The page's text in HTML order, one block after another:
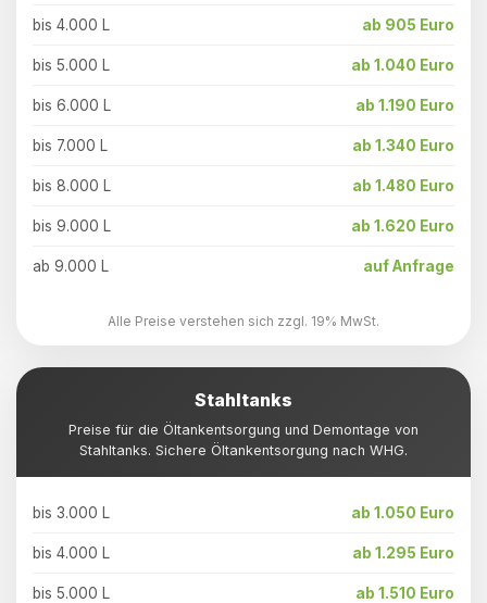
bis 4.000 L ab 905 Euro
bis 5.000 L ab 1.040 Euro
bis 6.000 L ab 1.190 Euro
bis 7.000 L ab 1.340 Euro
bis 8.000 L ab 1.480 Euro
bis 9.000 L ab 1.620 Euro
ab 9.000 L auf Anfrage
Alle Preise verstehen sich zzgl. 19% MwSt.
Stahltanks
Preise für die Öltankentsorgung und Demontage von
Stahltanks. Sichere Öltankentsorgung nach WHG.
bis 3.000 L ab 1.050 Euro
bis 4.000 L ab 1.295 Euro
bis 5.000 L ab 1.510 Euro